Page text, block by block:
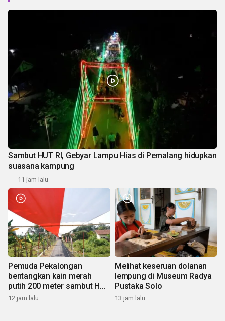
Sambut HUT RI, Gebyar Lampu Hias di Pemalang hidupkan
suasana kampung
11 jam lalu
Pemuda Pekalongan
bentangkan kain merah
putih 200 meter sambut HUT
RI
12 jam lalu
Melihat keseruan dolanan
lempung di Museum Radya
Pustaka Solo
13 jam lalu